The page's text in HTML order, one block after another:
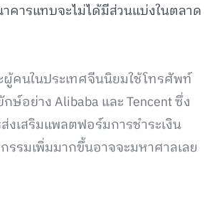
คารแทบจะไม่ได้มีส่วนแบ่งในตลาด
ผู้คนในประเทศจีนนิยมใช้โทรศัพท์
อย่าง Alibaba และ Tencent ซึ่ง
งเสริมแพลตฟอร์มการชำระเงิน
รมเพิ่มมากขึ้นอาจจะมหาศาลเลย